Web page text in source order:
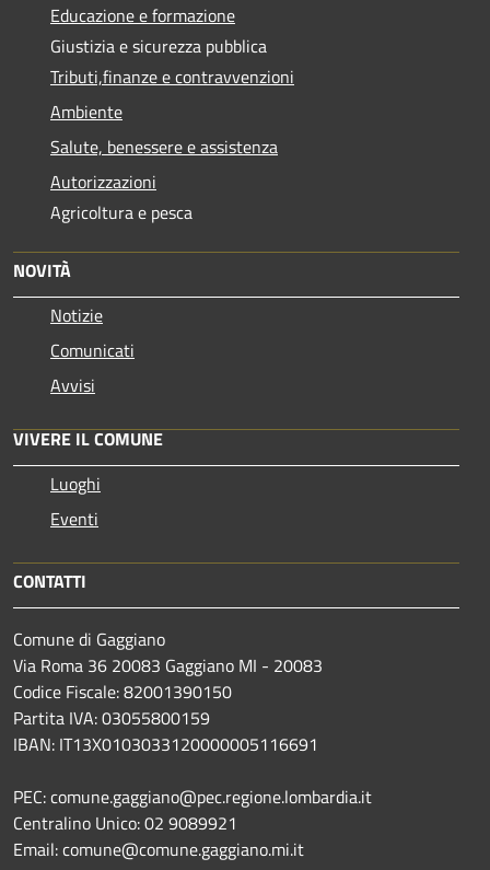
Educazione e formazione
Giustizia e sicurezza pubblica
Tributi,finanze e contravvenzioni
Ambiente
Salute, benessere e assistenza
Autorizzazioni
Agricoltura e pesca
NOVITÀ
Notizie
Comunicati
Avvisi
VIVERE IL COMUNE
Luoghi
Eventi
CONTATTI
Comune di Gaggiano
Via Roma 36 20083 Gaggiano MI - 20083
Codice Fiscale: 82001390150
Partita IVA: 03055800159
IBAN: IT13X0103033120000005116691
PEC: comune.gaggiano@pec.regione.lombardia.it
Centralino Unico: 02 9089921
Email: comune@comune.gaggiano.mi.it